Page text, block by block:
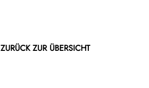
ZURÜCK ZUR ÜBERSICHT